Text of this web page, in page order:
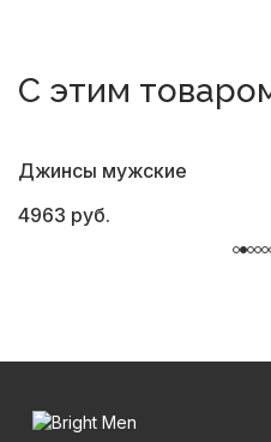
С этим
Джинсы мужские
4963 руб.